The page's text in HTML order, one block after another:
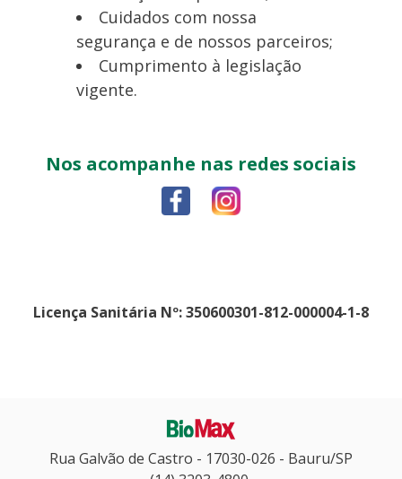
Cuidados com nossa
segurança e de nossos parceiros;
Cumprimento à legislação
vigente.
Nos acompanhe nas redes sociais
Licença Sanitária Nº: 350600301-812-000004-1-8
BIOMAX
Rua Galvão de Castro - 17030-026 - Bauru/SP